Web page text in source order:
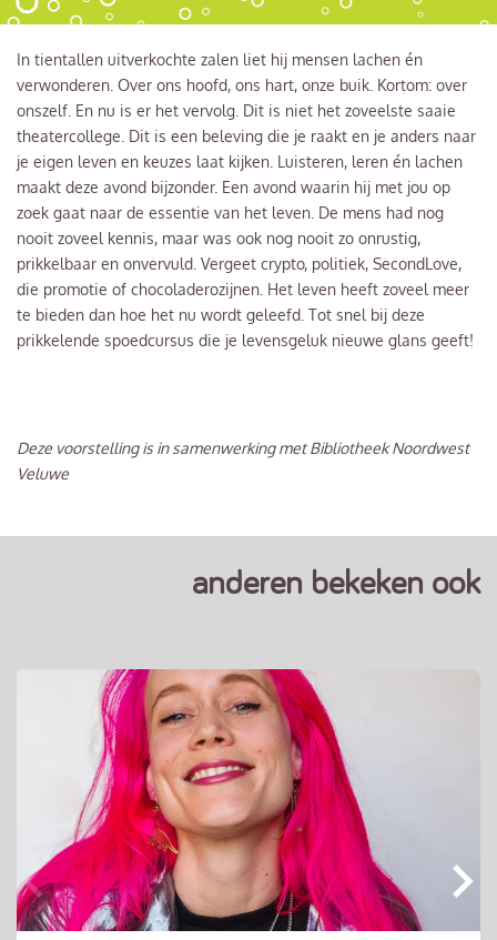
In tientallen uitverkochte zalen liet hij mensen lachen én
verwonderen. Over ons hoofd, ons hart, onze buik. Kortom: over
onszelf. En nu is er het vervolg. Dit is niet het zoveelste saaie
theatercollege. Dit is een beleving die je raakt en je anders naar
je eigen leven en keuzes laat kijken. Luisteren, leren én lachen
maakt deze avond bijzonder. Een avond waarin hij met jou op
zoek gaat naar de essentie van het leven. De mens had nog
nooit zoveel kennis, maar was ook nog nooit zo onrustig,
prikkelbaar en onvervuld. Vergeet crypto, politiek, SecondLove,
die promotie of chocoladerozijnen. Het leven heeft zoveel meer
te bieden dan hoe het nu wordt geleefd. Tot snel bij deze
prikkelende spoedcursus die je levensgeluk nieuwe glans geeft!
Deze voorstelling is in samenwerking met Bibliotheek Noordwest
Veluwe
anderen bekeken ook